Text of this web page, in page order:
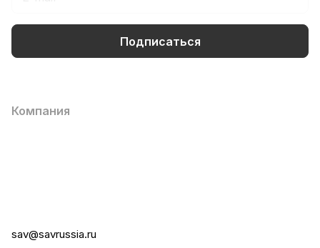
Подписаться
Компания
sav@savrussia.ru